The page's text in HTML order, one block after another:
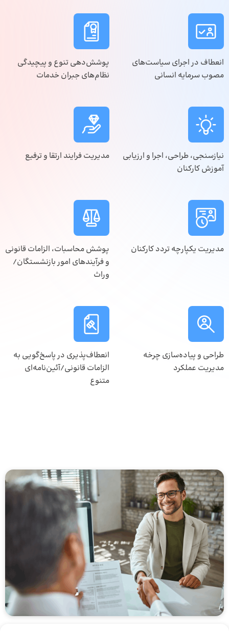
انعطاف در اجرای سیاست‌های
مصوب سرمایه انسانی
پوشش‌دهی تنوع و پیچیدگی
نظام‌های جبران خدمات
نیازسنجی، طراحی، اجرا و ارزیابی
آموزش کارکنان
مدیریت فرایند ارتقا و ترفیع
مدیریت یکپارچه تردد کارکنان
پوشش محاسبات، الزامات قانونی
و فرآیندهای امور بازنشستگان/
وراث
طراحی و پیاده‌سازی چرخه
مدیریت عملکرد
انعطاف‌پذیری در پاسخ‌گویی به
الزامات قانونی/آئین‌نامه‌ای
متنوع